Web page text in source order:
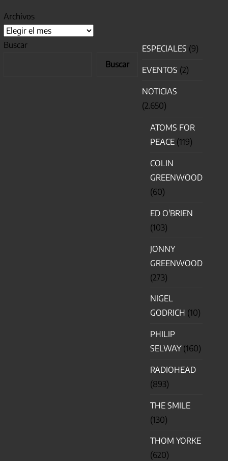
Archivos
Buscar
Buscar
ESPECIALES (9)
EVENTOS (2)
NOTICIAS
(2.650)
ATOMS FOR
PEACE (119)
COLIN
GREENWOOD
(60)
ED O'BRIEN
(103)
JONNY
GREENWOOD
(273)
NIGEL
GODRICH (10)
PHILIP
SELWAY(160)
RADIOHEAD
(893)
THE SMILE
(130)
THOM YORKE
(620)